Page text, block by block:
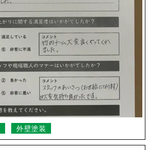
外壁塗装